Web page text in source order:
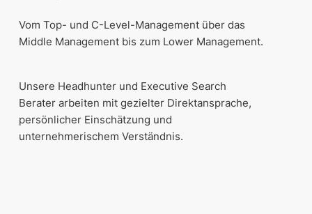
Vom Top- und C-Level-Management über das
Middle Management bis zum Lower Management.
Unsere Headhunter und Executive Search
Berater arbeiten mit gezielter Direktansprache,
persönlicher Einschätzung und
unternehmerischem Verständnis.